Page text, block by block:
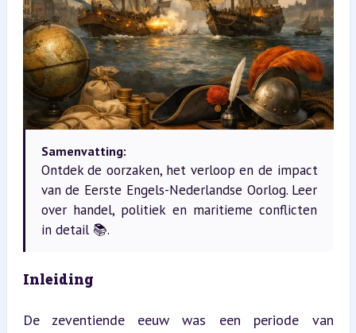
Samenvatting:
Ontdek de oorzaken, het verloop en de impact
van de Eerste Engels-Nederlandse Oorlog. Leer
over handel, politiek en maritieme conflicten
in detail 📚.
Inleiding
De zeventiende eeuw was een periode van